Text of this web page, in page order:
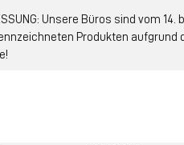
Unsere Büros sind vom
Produkten